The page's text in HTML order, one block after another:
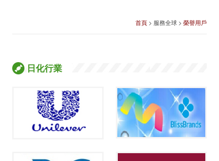
首頁 > 服務全球 > 榮譽用戶
日化行業